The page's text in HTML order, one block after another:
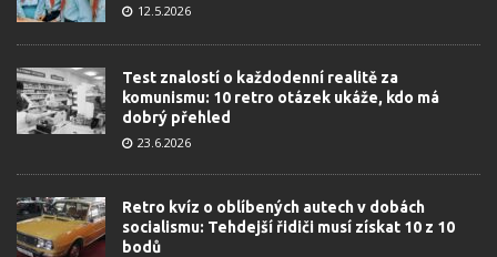
12.5.2026
Test znalostí o každodenní realitě za
komunismu: 10 retro otázek ukáže, kdo má
dobrý přehled
23.6.2026
Retro kvíz o oblíbených autech v dobách
socialismu: Tehdejší řidiči musí získat 10 z 10
bodů